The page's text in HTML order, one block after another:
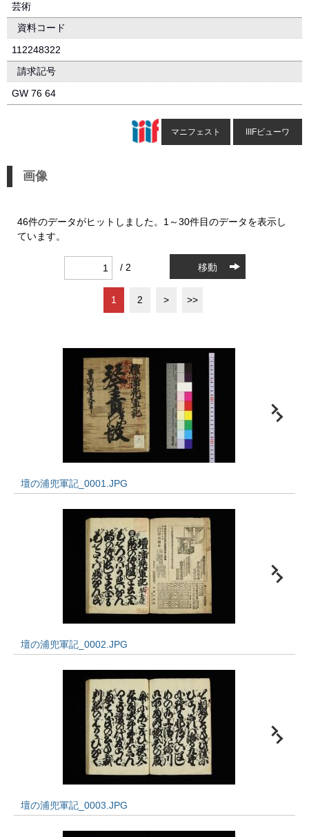
芸術
資料コード
112248322
請求記号
GW 76 64
マニフェスト IIIFビューワ
画像
46件のデータがヒットしました。1～30件目のデータを表示し
ています。
/ 2 移動
1 2 > >>
壇の浦兜軍記_0001.JPG
壇の浦兜軍記_0002.JPG
壇の浦兜軍記_0003.JPG